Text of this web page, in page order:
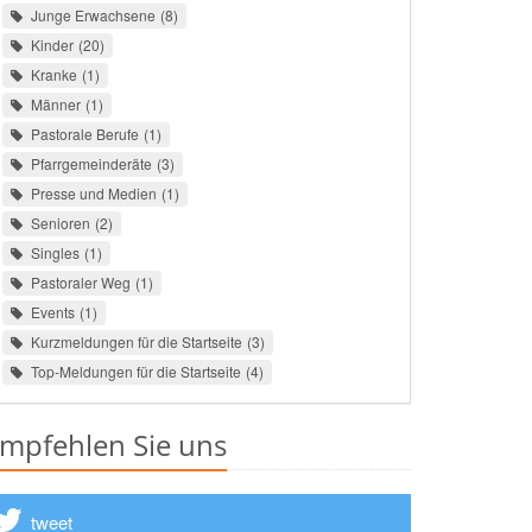
Junge Erwachsene 8
Kinder 20
Kranke 1
Männer 1
Pastorale Berufe 1
Pfarrgemeinderäte 3
Presse und Medien 1
Senioren 2
Singles 1
Pastoraler Weg 1
Events 1
Kurzmeldungen für die Startseite 3
Top-Meldungen für die Startseite 4
Sie uns
tweet